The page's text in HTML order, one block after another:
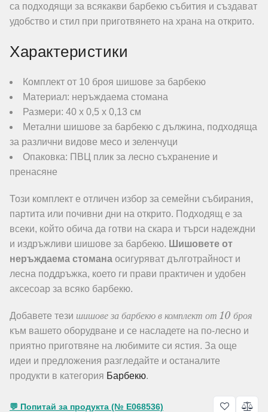
са подходящи за всякакви барбекю събития и създават
удобство и стил при приготвянето на храна на открито.
Характеристики
Комплект от 10 броя шишове за барбекю
Материал: неръждаема стомана
Размери: 40 х 0,5 х 0,13 см
Метални шишове за барбекю с дължина, подходяща
за различни видове месо и зеленчуци
Опаковка: ПВЦ плик за лесно съхранение и
пренасяне
Този комплект е отличен избор за семейни събирания,
партита или почивни дни на открито. Подходящ е за
всеки, който обича да готви на скара и търси надеждни
и издръжливи шишове за барбекю. Шишовете от
неръждаема стомана осигуряват дълготрайност и
лесна поддръжка, което ги прави практичен и удобен
аксесоар за всяко барбекю.
Добавете тези шишове за барбекю в комплект от 10 броя
към вашето оборудване и се насладете на по-лесно и
приятно приготвяне на любимите си ястия. За още
идеи и предложения разгледайте и останалите
продукти в категория Барбекю.
💬 Попитай за продукта (№ E068536)